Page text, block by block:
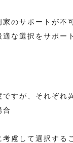
のサポートが
な選択をサポー
すが、それぞれ
合
慮して選択す